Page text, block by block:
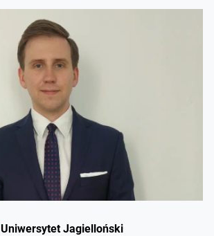
Uniwersytet Jagielloński